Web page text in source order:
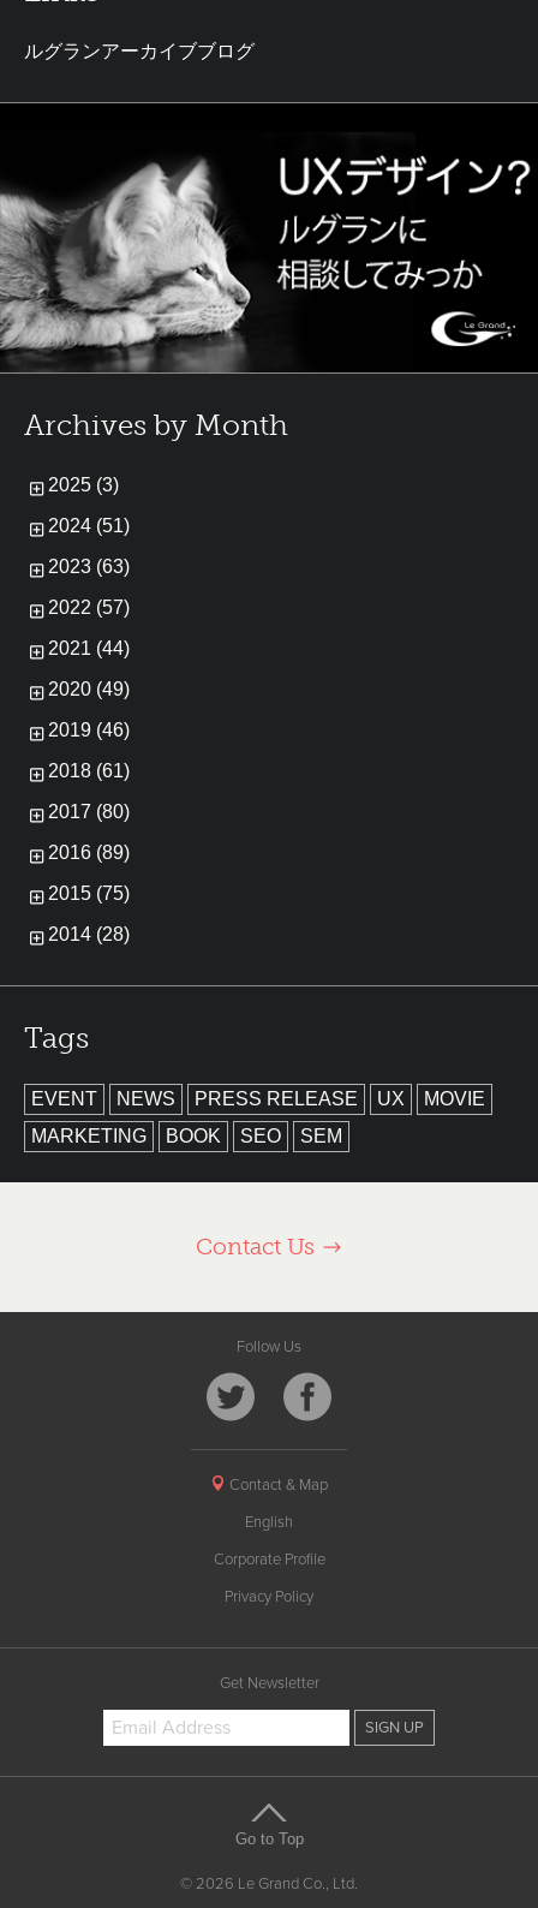
ルグランアーカイブブログ
Archives by Month
2025 (3)
2024 (51)
2023 (63)
2022 (57)
2021 (44)
2020 (49)
2019 (46)
2018 (61)
2017 (80)
2016 (89)
2015 (75)
2014 (28)
Tags
EVENT NEWS PRESS RELEASE UX
MOVIE
MARKETING
BOOK SEO SEM
Contact Us
Follow Us
Contact & Map
English
Corporate Profile
Privacy Policy
Get Newsletter
Go to Top
© 2026 Le Grand Co., Ltd.